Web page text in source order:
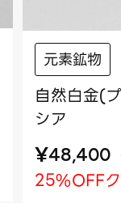
元素鉱物
自然白金(
シア
¥48,400
25%OFF